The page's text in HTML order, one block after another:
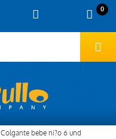
0
Colgante bebe ni?o 6 und